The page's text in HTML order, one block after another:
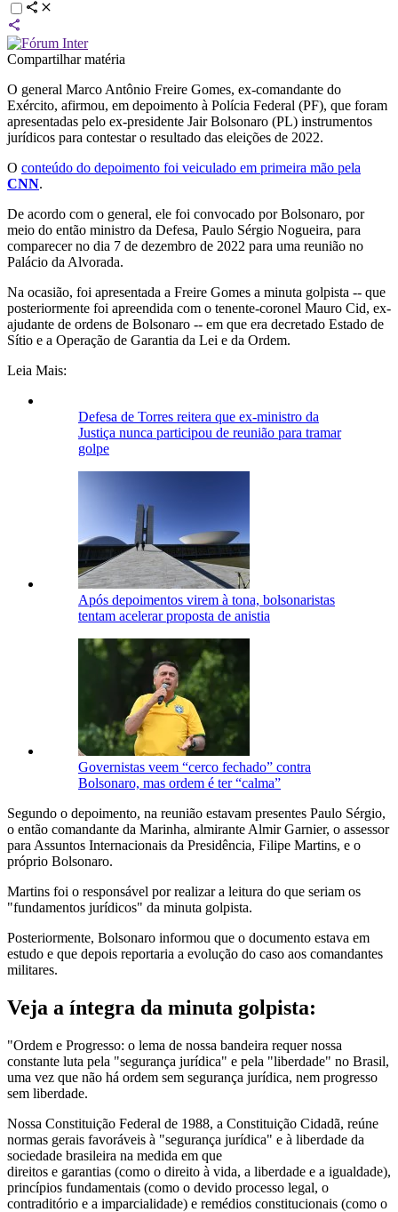
Compartilhar matéria
O general Marco Antônio Freire Gomes, ex-comandante do
Exército, afirmou, em depoimento à Polícia Federal (PF), que foram
apresentadas pelo ex-presidente Jair Bolsonaro (PL) instrumentos
jurídicos para contestar o resultado das eleições de 2022.
O conteúdo do depoimento foi veiculado em primeira mão pela
CNN.
De acordo com o general, ele foi convocado por Bolsonaro, por
meio do então ministro da Defesa, Paulo Sérgio Nogueira, para
comparecer no dia 7 de dezembro de 2022 para uma reunião no
Palácio da Alvorada.
Na ocasião, foi apresentada a Freire Gomes a minuta golpista -- que
posteriormente foi apreendida com o tenente-coronel Mauro Cid, ex-
ajudante de ordens de Bolsonaro -- em que era decretado Estado de
Sítio e a Operação de Garantia da Lei e da Ordem.
Leia Mais:
Defesa de Torres reitera que ex-ministro da
Justiça nunca participou de reunião para tramar
golpe
Após depoimentos virem à tona, bolsonaristas
tentam acelerar proposta de anistia
Governistas veem “cerco fechado” contra
Bolsonaro, mas ordem é ter “calma”
Segundo o depoimento, na reunião estavam presentes Paulo Sérgio,
o então comandante da Marinha, almirante Almir Garnier, o assessor
para Assuntos Internacionais da Presidência, Filipe Martins, e o
próprio Bolsonaro.
Martins foi o responsável por realizar a leitura do que seriam os
"fundamentos jurídicos" da minuta golpista.
Posteriormente, Bolsonaro informou que o documento estava em
estudo e que depois reportaria a evolução do caso aos comandantes
militares.
Veja a íntegra da minuta golpista:
"Ordem e Progresso: o lema de nossa bandeira requer nossa
constante luta pela "segurança jurídica" e pela "liberdade" no Brasil,
uma vez que não há ordem sem segurança jurídica, nem progresso
sem liberdade.
Nossa Constituição Federal de 1988, a Constituição Cidadã, reúne
normas gerais favoráveis à "segurança jurídica" e à liberdade da
sociedade brasileira na medida em que
direitos e garantias (como o direito à vida, a liberdade e a igualdade),
princípios fundamentais (como o devido processo legal, o
contraditório e a imparcialidade) e remédios constitucionais (como o